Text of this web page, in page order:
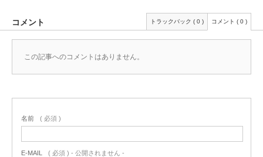
コメント トラックバック ( 0 ) コメント ( 0 )
この記事へのコメントはありません。
名前 ( 必須 )
E-MAIL ( 必須 ) - 公開されません -